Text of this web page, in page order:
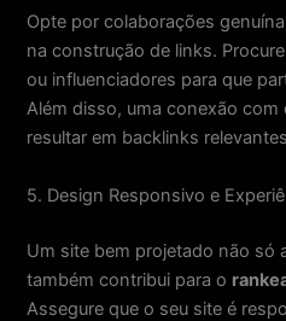
Opte por colaborações
na construção de links.
ou influenciadores para que
Além disso, uma conexão
resultar em backlinks
5. Design Responsivo e
Um site bem projetado não só
também contribui para o
Assegure que o seu site é